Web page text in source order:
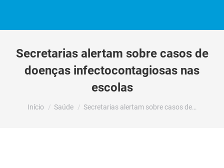
Secretarias alertam sobre casos de
doenças infectocontagiosas nas
escolas
Você está aqui:
Início Saúde Secretarias alertam sobre casos de…